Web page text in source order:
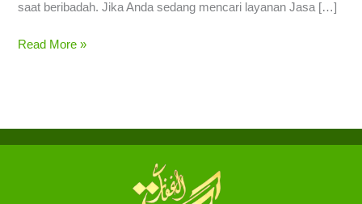
saat beribadah. Jika Anda sedang mencari layanan Jasa […]
Read More »